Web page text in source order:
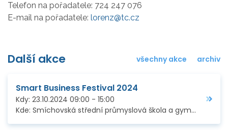
Telefon na pořadatele: 724 247 076
E-mail na pořadatele: lorenz@tc.cz
Další akce všechny akce archiv
Smart Business Festival 2024
Kdy: 23.10.2024 09:00 - 15:00
Kde: Smíchovská střední průmyslová škola a gymnázium, Preslova 72/25, Praha 5 – Smíchov